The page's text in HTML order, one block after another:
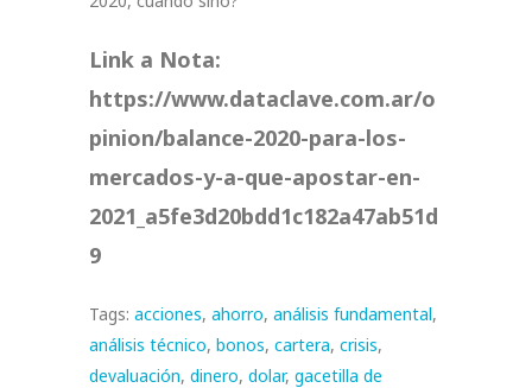
Link a Nota:
https://www.dataclave.com.ar/o
pinion/balance-2020-para-los-
mercados-y-a-que-apostar-en-
2021_a5fe3d20bdd1c182a47ab51d
9
Tags: acciones, ahorro, análisis fundamental,
análisis técnico, bonos, cartera, crisis,
devaluación, dinero, dolar, gacetilla de